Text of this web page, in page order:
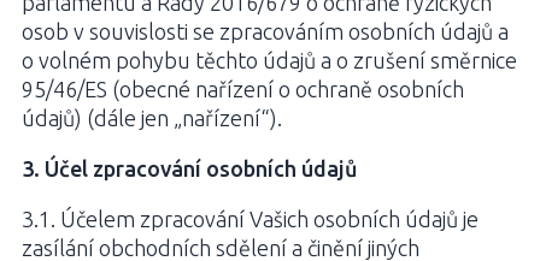
osob v souvislosti se zpracováním osobních údajů a
o volném pohybu těchto údajů a o zrušení směrnice
95/46/ES (obecné nařízení o ochraně osobních
údajů) (dále jen „nařízení“).
3. Účel zpracování osobních údajů
3.1. Účelem zpracování Vašich osobních údajů je
zasílání obchodních sdělení a činění jiných